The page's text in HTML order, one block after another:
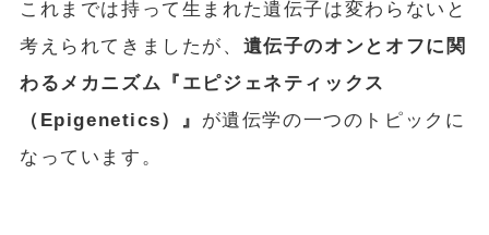
これまでは持って生まれた遺伝子は変わらないと
考えられてきましたが、 遺伝子のオンとオフに関
わるメカニズム『エピジェネティックス
（Epigenetics）』 が遺伝学の一つのトピックに
なっています。